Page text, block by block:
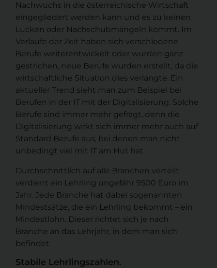
Nachwuchs in die österreichische Wirtschaft
eingegliedert werden kann und es zu keinen
Lücken oder Nachschubmängeln kommt. Im
Verlaufe der Zeit haben sich verschiedene
Berufe weiterentwickelt oder wurden ganz
gestrichen, neue Berufe wurden erstellt, da die
wirtschaftliche Situation dies verlangte. Ein
aktueller Trend sieht man zum Beispiel bei
Berufen in der IT mit der Digitalisierung. Solche
Berufe sind immer mehr gefragt, denn die
Digitalisierung wirkt sich immer mehr auch auf
Standard Berufe aus, bei denen man nicht
unbedingt viel mit IT am Hut hat.
Durchschnittlich auf alle Branchen verteilt
verdient ein Lehrling ungefähr 9500 Euro im
Jahr. Jede Branche hat dabei sogenannten
Mindestsätze, die ein Lehrling bekommt – ein
Mindestlohn. Dieser richtet sich je nach
Branche an das Lehrjahr, in dem man sich
befindet.
Stabile Lehrlingszahlen.